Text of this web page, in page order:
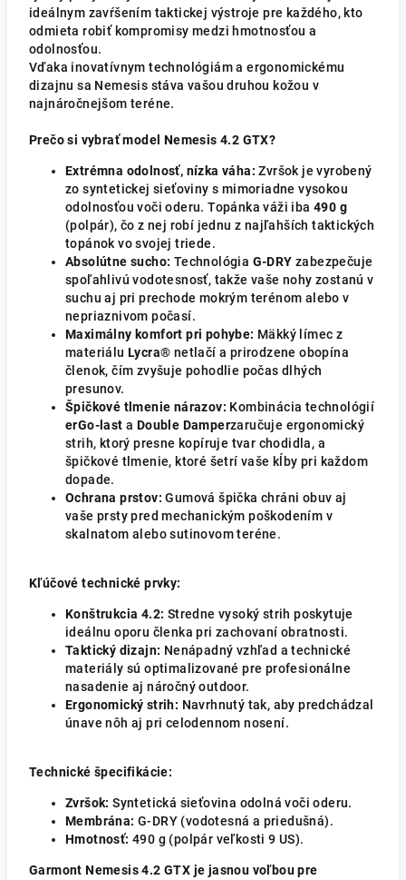
ideálnym zavŕšením taktickej výstroje pre každého, kto
odmieta robiť kompromisy medzi hmotnosťou a
odolnosťou.
Vďaka inovatívnym technológiám a ergonomickému
dizajnu sa Nemesis stáva vašou druhou kožou v
najnáročnejšom teréne.
Prečo si vybrať model Nemesis 4.2 GTX?
Extrémna odolnosť, nízka váha: Zvršok je vyrobený
zo syntetickej sieťoviny s mimoriadne vysokou
odolnosťou voči oderu. Topánka váži iba 490 g
(polpár), čo z nej robí jednu z najľahších taktických
topánok vo svojej triede.
Absolútne sucho: Technológia G-DRY zabezpečuje
spoľahlivú vodotesnosť, takže vaše nohy zostanú v
suchu aj pri prechode mokrým terénom alebo v
nepriaznivom počasí.
Maximálny komfort pri pohybe: Mäkký límec z
materiáluLycra® netlačí a prirodzene obopína
členok, čím zvyšuje pohodlie počas dlhých
presunov.
Špičkové tlmenie nárazov: Kombinácia technológií
erGo-last a Double Damperzaručuje ergonomický
strih, ktorý presne kopíruje tvar chodidla, a
špičkové tlmenie, ktoré šetrí vaše kĺby pri každom
dopade.
Ochrana prstov: Gumová špička chráni obuv aj
vaše prsty pred mechanickým poškodením v
skalnatom alebo sutinovom teréne.
Kľúčové technické prvky:
Konštrukcia 4.2: Stredne vysoký strih poskytuje
ideálnu oporu členka pri zachovaní obratnosti.
Taktický dizajn: Nenápadný vzhľad a technické
materiály sú optimalizované pre profesionálne
nasadenie aj náročný outdoor.
Ergonomický strih: Navrhnutý tak, aby predchádzal
únave nôh aj pri celodennom nosení.
Technické špecifikácie:
Zvršok: Syntetická sieťovina odolná voči oderu.
Membrána: G-DRY (vodotesná a priedušná).
Hmotnosť: 490 g (polpár veľkosti 9 US).
Garmont Nemesis 4.2 GTX je jasnou voľbou pre